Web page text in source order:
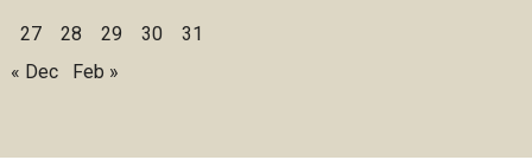
27 28 29 30
31
« Dec
Feb »